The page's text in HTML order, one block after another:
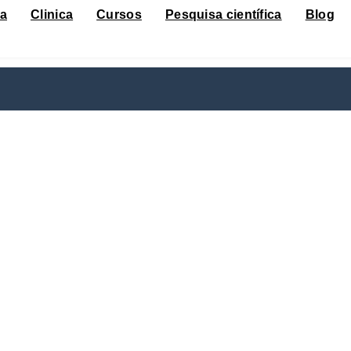
Clinica Cursos Pesquisa científica Blog